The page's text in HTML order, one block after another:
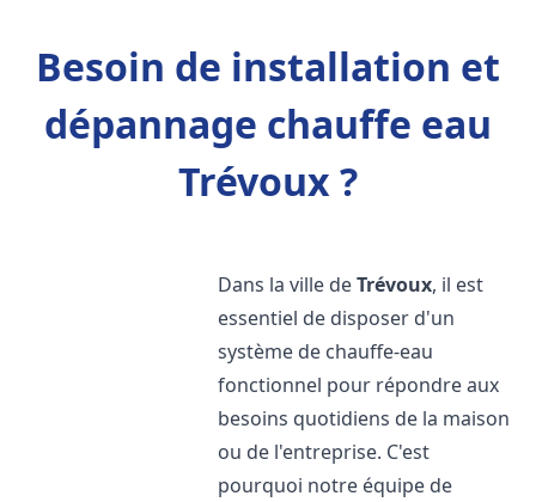
Besoin de installation et
dépannage chauffe eau
Trévoux ?
Dans la ville deTrévoux, il est
essentiel de disposer d'un
système de chauffe-eau
fonctionnel pour répondre aux
besoins quotidiens de la maison
ou de l'entreprise. C'est
pourquoi notre équipe de